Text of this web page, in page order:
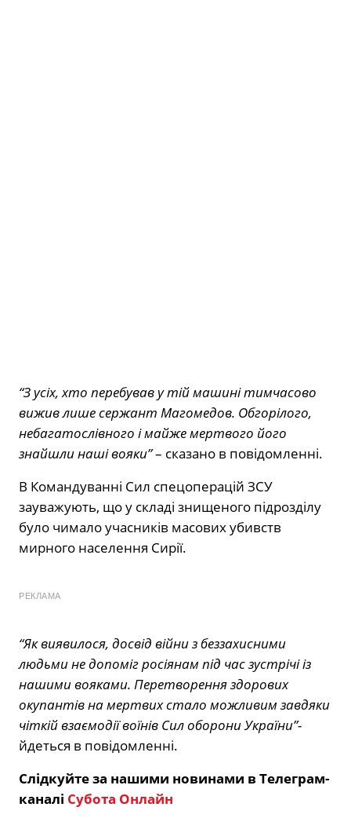
“З усіх, хто перебував у тій машині тимчасово
вижив лише сержант Магомедов. Обгорілого,
небагатослівного і майже мертвого його
знайшли наші вояки”– сказано в повідомленні.
В Командуванні Сил спецоперацій ЗСУ
зауважують, що у складі знищеного підрозділу
було чимало учасників масових убивств
мирного населення Сирії.
РЕКЛАМА
“Як виявилося, досвід війни з беззахисними
людьми не допоміг росіянам під час зустрічі із
нашими вояками. Перетворення здорових
окупантів на мертвих стало можливим завдяки
чіткій взаємодії воїнів Сил оборони України”-
йдеться в повідомленні.
Слідкуйте за нашими новинами в Телеграм-
каналі Субота Онлайн